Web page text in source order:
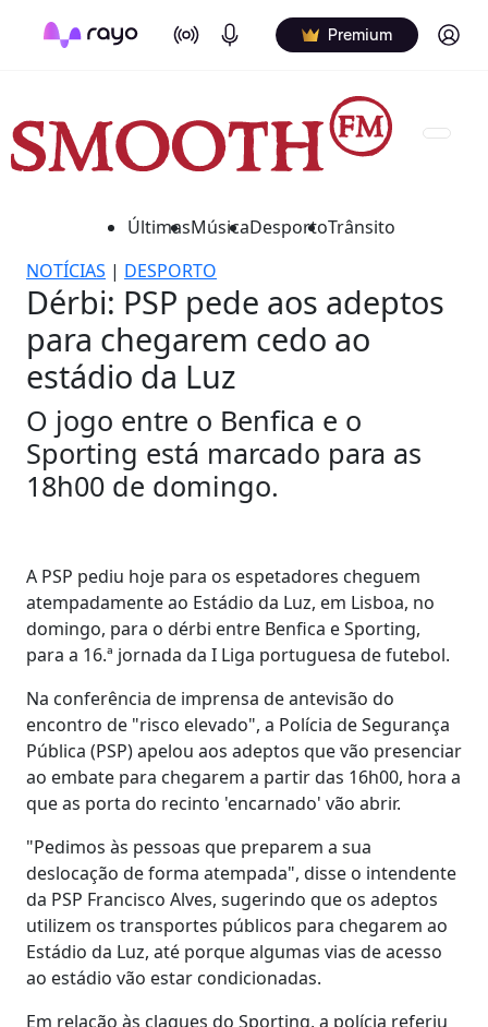
On Air Podcasts Premium Log in
ÚltimasMúsicaDesportoTrânsito
NOTÍCIAS | DESPORTO
Dérbi: PSP pede aos adeptos
para chegarem cedo ao
estádio da Luz
O jogo entre o Benfica e o
Sporting está marcado para as
18h00 de domingo.
A PSP pediu hoje para os espetadores cheguem
atempadamente ao Estádio da Luz, em Lisboa, no
domingo, para o dérbi entre Benfica e Sporting,
para a 16.ª jornada da I Liga portuguesa de futebol.
Na conferência de imprensa de antevisão do
encontro de "risco elevado", a Polícia de Segurança
Pública (PSP) apelou aos adeptos que vão presenciar
ao embate para chegarem a partir das 16h00, hora a
que as porta do recinto 'encarnado' vão abrir.
"Pedimos às pessoas que preparem a sua
deslocação de forma atempada", disse o intendente
da PSP Francisco Alves, sugerindo que os adeptos
utilizem os transportes públicos para chegarem ao
Estádio da Luz, até porque algumas vias de acesso
ao estádio vão estar condicionadas.
Em relação às claques do Sporting, a polícia referiu